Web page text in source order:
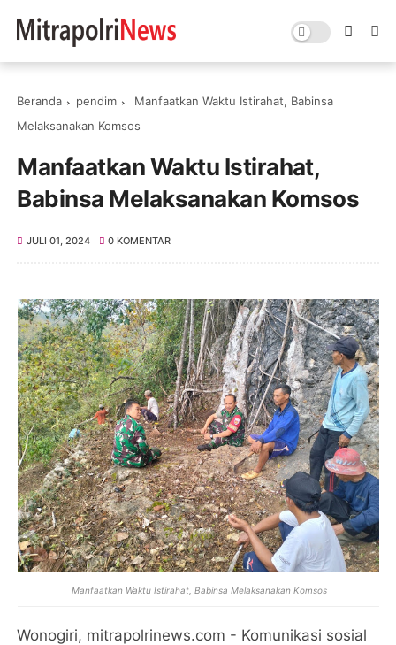
Beranda pendim
Manfaatkan Waktu Istirahat, Babinsa
Melaksanakan Komsos
Manfaatkan Waktu Istirahat,
Babinsa Melaksanakan Komsos
JULI 01, 2024 0 KOMENTAR
Manfaatkan Waktu Istirahat, Babinsa Melaksanakan Komsos
Wonogiri, mitrapolrinews.com - Komunikasi sosial